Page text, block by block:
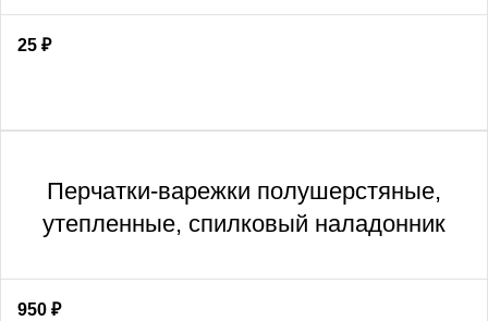
25 ₽
Перчатки-варежки полушерстяные,
утепленные, спилковый наладонник
950 ₽